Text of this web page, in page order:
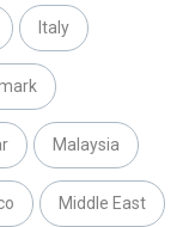
Italy
Malaysia
Middle East